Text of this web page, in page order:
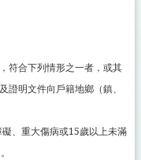
符合下列情形之一者，或其
明文件向戶籍地鄉（鎮、
、重大傷病或15歲以上未滿